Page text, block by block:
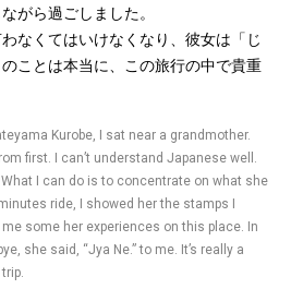
がら過ごしました。
なくてはいけなくなり、彼女は「じ
ことは本当に、この旅行の中で貴重
Kurobe, I sat near a grandmother.
first. I can’t understand Japanese well.
I can do is to concentrate on what she
ride, I showed her the stamps I
some her experiences on this place. In
she said, “Jya Ne.” to me. It’s really a